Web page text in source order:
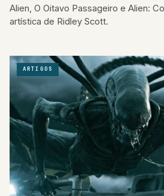
Alien, O Oitavo Passageiro e Alien:
artística de Ridley Scott.
ARTIGOS